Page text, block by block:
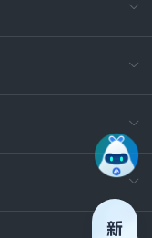
电
400-
技
安